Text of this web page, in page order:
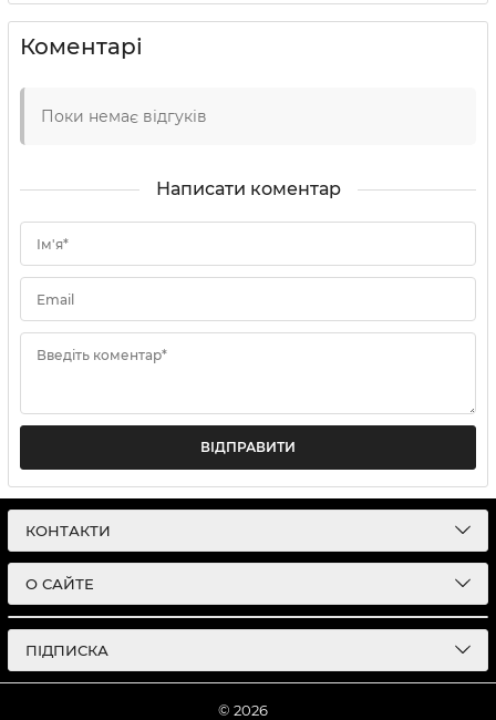
Коментарі
Поки немає відгуків
Написати коментар
Ім'я*
Email
Введіть коментар*
ВІДПРАВИТИ
КОНТАКТИ
О САЙТЕ
ПІДПИСКА
© 2026